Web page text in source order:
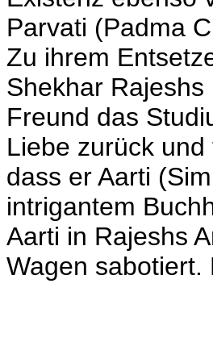
Parvati (Padma
Zu ihrem
Shekhar
Freund das
Liebe zurück
dass er Aarti
intrigantem
Aarti in Rajeshs
Wagen sabotiert.